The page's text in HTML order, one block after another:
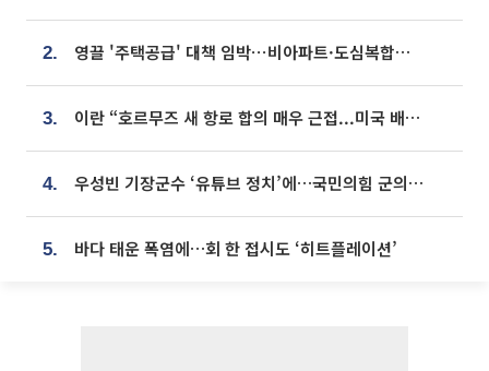
2. 영끌 '주택공급' 대책 임박⋯비아파트·도심복합까지 총동원
3. 이란 “호르무즈 새 항로 합의 매우 근접...미국 배상 먼저”
4. 우성빈 기장군수 ‘유튜브 정치’에…국민의힘 군의원들 집단 반발
5. 바다 태운 폭염에…회 한 접시도 ‘히트플레이션’